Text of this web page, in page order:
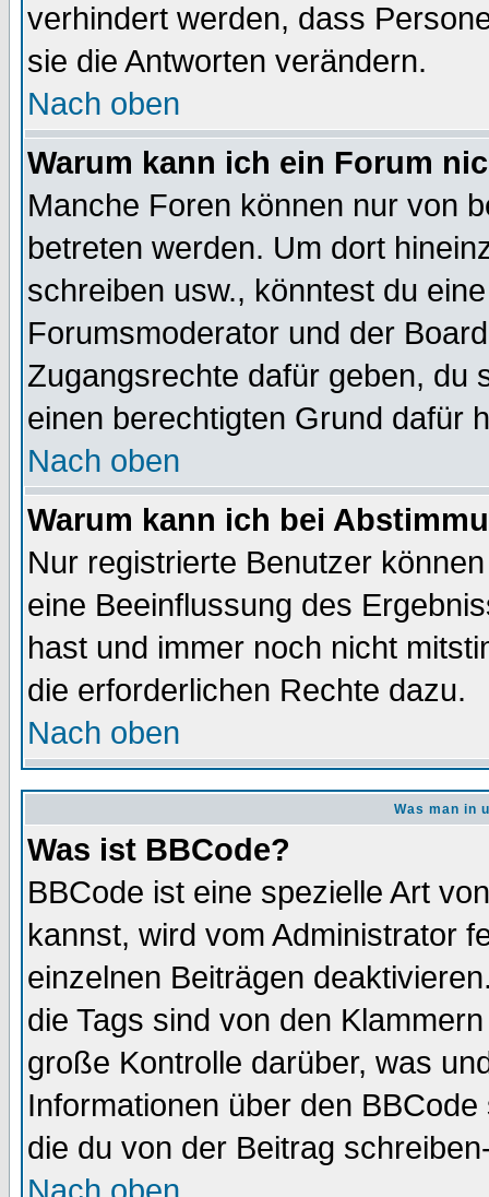
verhindert werden, dass
sie die Antworten verändern.
Nach oben
Warum kann ich ein Forum
Manche Foren können nur von
betreten werden. Um dort
schreiben usw., könntest du
Forumsmoderator und der
Zugangsrechte dafür geben, du
einen berechtigten Grund dafür
Nach oben
Warum kann ich bei
Nur registrierte Benutzer
eine Beeinflussung des
hast und immer noch nicht
die erforderlichen Rechte dazu.
Nach oben
Was man in
Was ist BBCode?
BBCode ist eine spezielle Art
kannst, wird vom Administrator
einzelnen Beiträgen
die Tags sind von den
große Kontrolle darüber, was
Informationen über den
die du von der Beitrag